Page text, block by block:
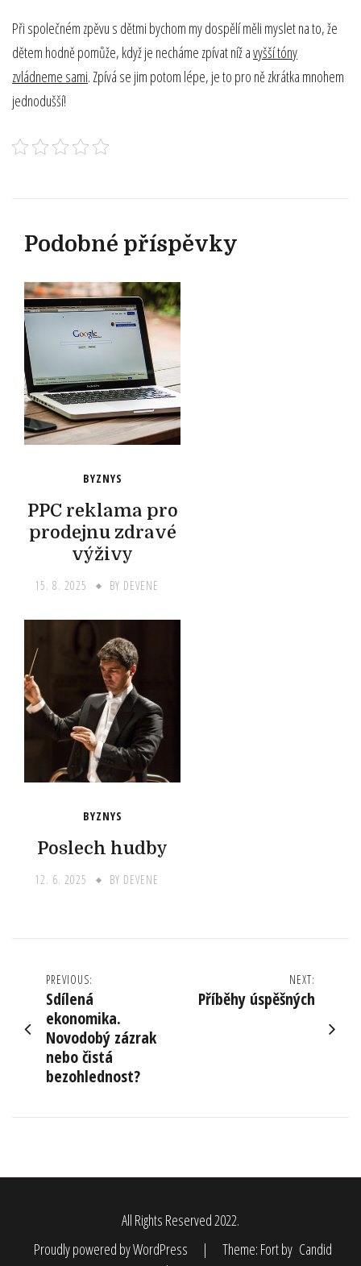
Při společném zpěvu s dětmi bychom my dospělí měli myslet na to, že
dětem hodně pomůže, když je necháme zpívat níž avyšší tóny
zvládneme sami. Zpívá se jim potom lépe, je to pro ně zkrátka mnohem
jednodušší!
Podobné příspěvky
BYZNYS
PPC reklama pro
prodejnu zdravé
výživy
15. 8. 2025 BY DEVENE
BYZNYS
Poslech hudby
12. 6. 2025 BY DEVENE
Navigace
pro
příspěvek
PREVIOUS:
Sdílená
ekonomika.
Novodobý zázrak
nebo čistá
bezohlednost?
NEXT:
Příběhy úspěšných
All Rights Reserved 2022.
Proudly powered by WordPress
| Theme: Fort by Candid